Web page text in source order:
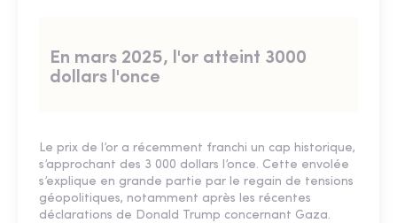
En mars 2025, l'or atteint 3000
dollars l'once
Le prix de l’or a récemment franchi un cap historique,
s’approchant des 3 000 dollars l’once. Cette envolée
s’explique en grande partie par le regain de tensions
géopolitiques, notamment après les récentes
déclarations de Donald Trump concernant Gaza.